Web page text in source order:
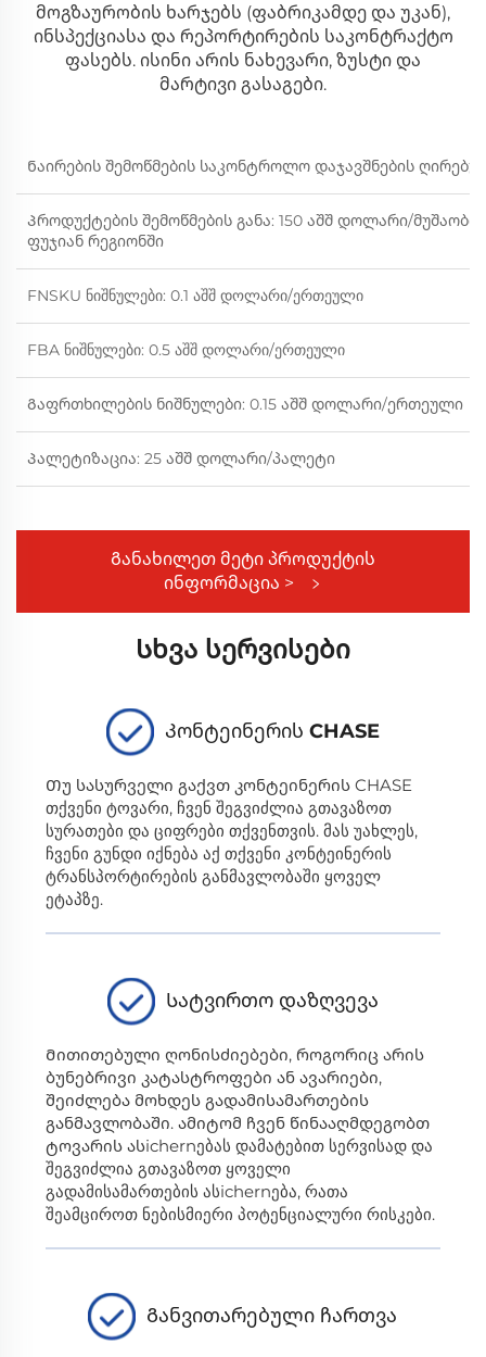
მოგზაურობის ხარჯებს (ფაბრიკამდე და უკან),
ინსპექციასა და რეპორტირების საკონტრაქტო
ფასებს. ისინი არის ნახევარი, ზუსტი და
მარტივი გასაგები.
Ნაირების შემოწმების საკონტროლო დაჯავშნების
Პროდუქტების შემოწმების განა: 150 აშშ დოლარი/
ფუჯიან რეგიონში
FNSKU ნიშნულები: 0.1 აშშ დოლარი/ერთეული
FBA ნიშნულები: 0.5 აშშ დოლარი/ერთეული
Გაფრთხილების ნიშნულები: 0.15 აშშ დოლარი/ერთეული
Პალეტიზაცია: 25 აშშ დოლარი/პალეტი
Განახილეთ მეტი პროდუქტის
ინფორმაცია >
Სხვა Სერვისები
Კონტეინერის CHASE
Თუ სასურველი გაქვთ კონტეინერის CHASE
თქვენი ტოვარი, ჩვენ შეგვიძლია გთავაზოთ
სურათები და ციფრები თქვენთვის. მას უახლეს,
ჩვენი გუნდი იქნება აქ თქვენი კონტეინერის
ტრანსპორტირების განმავლობაში ყოველ
ეტაპზე.
Სატვირთო დაზღვევა
Მითითებული ღონისძიებები, როგორიც არის
ბუნებრივი კატასტროფები ან ავარიები,
შეიძლება მოხდეს გადამისამართების
განმავლობაში. ამიტომ ჩვენ წინააღმდეგობთ
ტოვარის ასichernებას დამატებით სერვისად და
შეგვიძლია გთავაზოთ ყოველი
გადამისამართების ასichernება, რათა
შეამციროთ ნებისმიერი პოტენციალური რისკები.
Განვითარებული ჩართვა